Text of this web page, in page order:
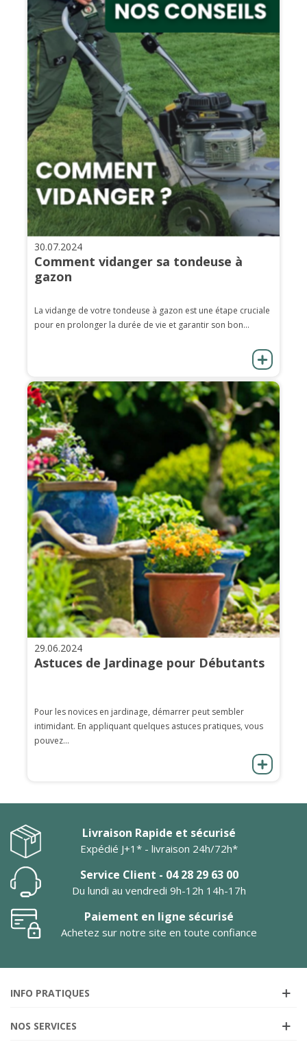
30.07.2024
Comment vidanger sa tondeuse à
gazon
La vidange de votre tondeuse à gazon est une étape cruciale
pour en prolonger la durée de vie et garantir son bon...
29.06.2024
Astuces de Jardinage pour Débutants
Pour les novices en jardinage, démarrer peut sembler
intimidant. En appliquant quelques astuces pratiques, vous
pouvez...
Livraison Rapide et sécurisé
Expédié J+1* - livraison 24h/72h*
Service Client - 04 28 29 63 00
Du lundi au vendredi 9h-12h 14h-17h
Paiement en ligne sécurisé
Achetez sur notre site en toute confiance
INFO PRATIQUES
NOS SERVICES